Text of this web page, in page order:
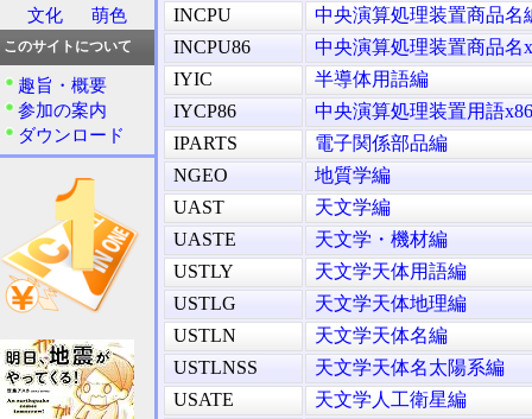
INCPU
中央演算処理装置商品名
INCPU86
中央演算処理装置商品名
IYIC
半導体用語編
IYCP86
中央演算処理装置用語
IPARTS
電子関係部品編
NGEO
地質学編
UAST
天文学編
UASTE
天文学・機材編
USTLY
天文学天体用語編
USTLG
天文学天体地理編
USTLN
天文学天体名編
USTLNSS
天文学天体名太陽系編
USATE
天文学人工衛星編
文化
萌色
このサイトについて
趣旨・概要
参加の案内
ダウンロード